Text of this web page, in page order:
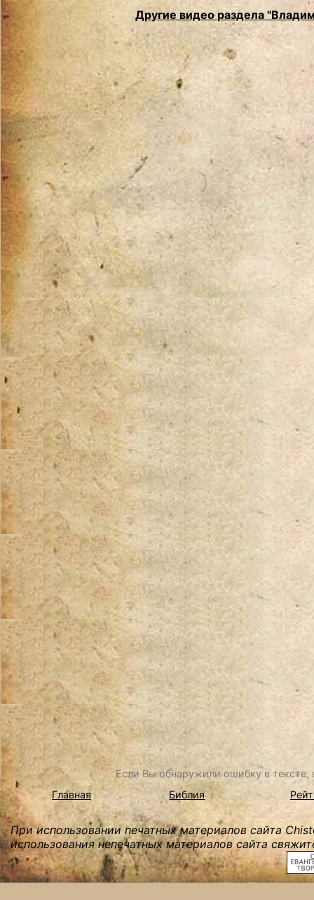
Другие видео раздела
Если Вы обнаружили ошибку в
Главная
Библия
При использовании печатных материалов сайта
использования непечатных материалов сайта